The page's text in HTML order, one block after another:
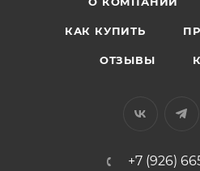
КАК КУПИТЬ
ОТЗЫВЫ
+7 (926)